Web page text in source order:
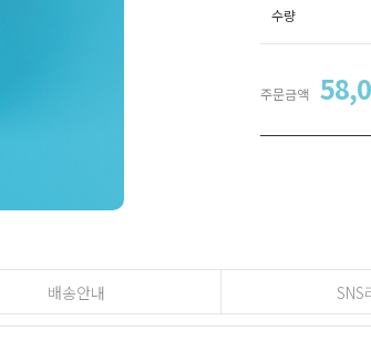
수량
주문금액
배송안내 SNS